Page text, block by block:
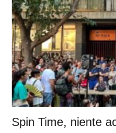
Spin Time, niente